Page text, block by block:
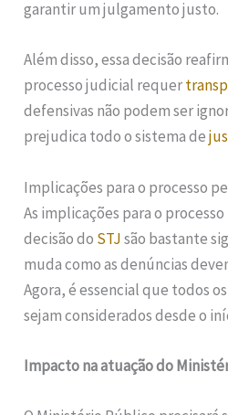
garantir um julgamento justo.
Além disso, essa decisão
processo judicial requer
defensivas não podem ser
prejudica todo o sistema de
Implicações para o processo
As implicações para o
decisão do STJsão bastante
muda como as denúncias
Agora, é essencial que todos
sejam considerados desde o
Impacto na atuação do